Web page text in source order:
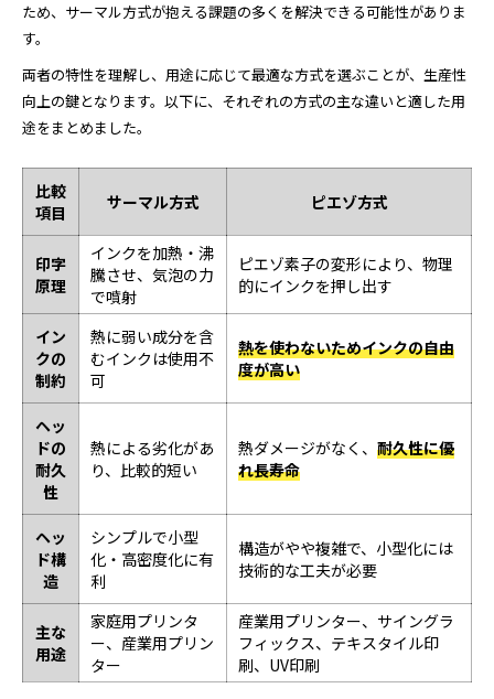
ため、サーマル方式が抱える課題の多くを解決できる可能性がありま
す。
両者の特性を理解し、用途に応じて最適な方式を選ぶことが、生産性
向上の鍵となります。以下に、それぞれの方式の主な違いと適した用
途をまとめました。
比較
項目
サーマル方式 ピエゾ方式
印字
原理
インクを加熱・沸
騰させ、気泡の力
で噴射
ピエゾ素子の変形により、物理
的にインクを押し出す
イン
クの
制約
熱に弱い成分を含
むインクは使用不
可
熱を使わないためインクの自由
度が高い
ヘッ
ドの
耐久
性
熱による劣化があ
り、比較的短い
熱ダメージがなく、 耐久性に優
れ長寿命
ヘッ
ド構
造
シンプルで小型
化・高密度化に有
利
構造がやや複雑で、小型化には
技術的な工夫が必要
主な
用途
家庭用プリンタ
ー、産業用プリン
ター
産業用プリンター、サイングラ
フィックス、テキスタイル印
刷、UV印刷